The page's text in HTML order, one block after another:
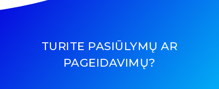
TURITE PASIŪLYMŲ AR
PAGEIDAVIMŲ?